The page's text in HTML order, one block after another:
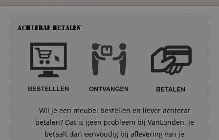
Achteraf betalen
Wil je een meubel bestellen en liever achteraf
betalen? Dat is geen probleem bij VanLonden. Je
betaalt dan eenvoudig bij aflevering van je